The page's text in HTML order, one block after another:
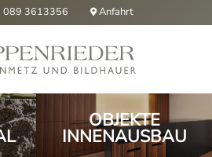
089 3613356  Anfahrt
OBJEKTE
INNENAUSBAU